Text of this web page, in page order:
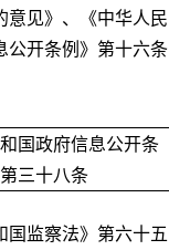
意见》、《中华人民
公开条例》第十六条
国政府信息公开条
三十八条
国监察法》第六十五